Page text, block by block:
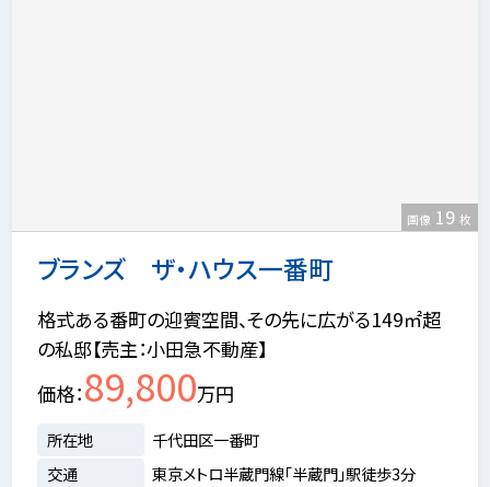
ブランズ ザ・ハウス一番町
画像 19 枚
格式ある番町の迎賓空間、その先に広がる149㎡超
の私邸【売主：小田急不動産】
価格 89,800万円
所在地
千代田区一番町
交通
東京メトロ半蔵門線「半蔵門」駅徒歩3分